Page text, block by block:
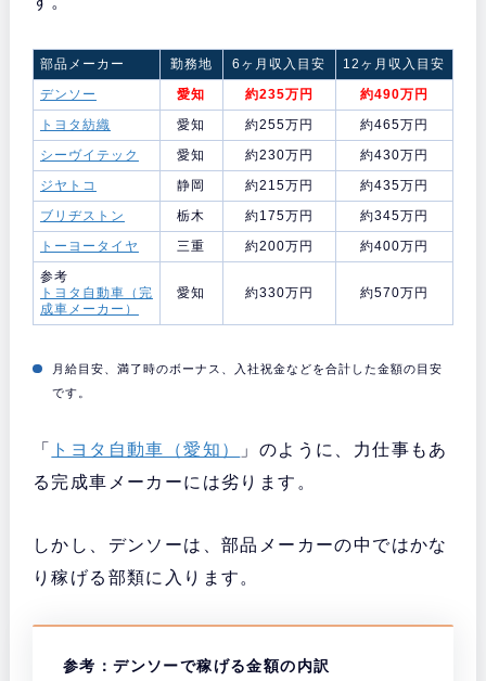
部品メーカー 勤務地 6ヶ月収入目安
12ヶ月収入目安
デンソー
愛知 約235万円
約490万円
トヨタ紡織
愛知 約255万円
約465万円
シーヴイテック
愛知 約230万円
約430万円
ジヤトコ
静岡 約215万円
約435万円
ブリヂストン
栃木 約175万円
約345万円
トーヨータイヤ
三重 約200万円
約400万円
参考
トヨタ自動車（完
成車メーカー）
愛知 約330万円 約570万円
月給目安、満了時のボーナス、入社祝金などを合計した金額の目安
です。
「 トヨタ自動車（愛知）
」のように、力仕事もあ
る完成車メーカーには劣ります。
しかし、デンソーは、部品メーカーの中ではかな
り稼げる部類に入ります。
参考：デンソーで稼げる金額の内訳